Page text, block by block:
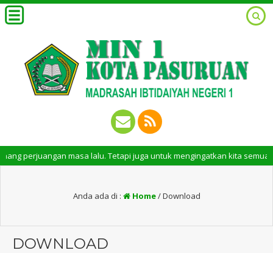
masa lalu. Tetapi juga untuk mengingatkan kita semua
Anda ada di : Home/Download
DOWNLOAD